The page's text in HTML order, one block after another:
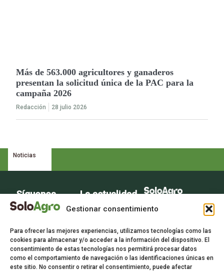
Gestionar consentimiento
Para ofrecer las mejores experiencias, utilizamos tecnologías como las
cookies para almacenar y/o acceder a la información del dispositivo. El
consentimiento de estas tecnologías nos permitirá procesar datos
como el comportamiento de navegación o las identificaciones únicas en
este sitio. No consentir o retirar el consentimiento, puede afectar
Más de 563.000 agricultores y ganaderos
presentan la solicitud única de la PAC para la
campaña 2026
Redacción 28 julio 2026
Noticias
La voz del sector
La actualidad
del campo en
entrada.
Suscríbete
gratis a
Síguenos